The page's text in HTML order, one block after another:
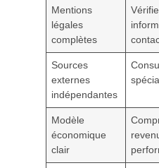
Mentions
légales
complètes
Sources
externes
indépendantes
Modèle
économique
clair